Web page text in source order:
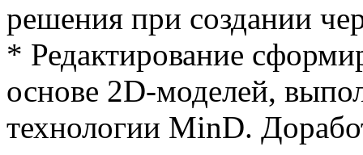
решения при создании
* Редактирование
основе 2D-моделей,
технологии MinD.